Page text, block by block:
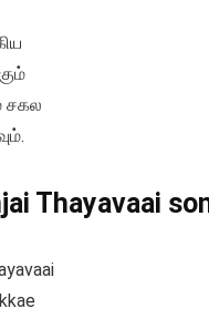
சகல
Thayavaai